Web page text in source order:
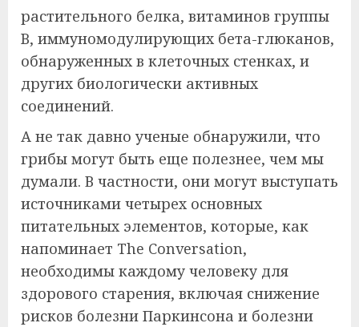
растительного белка, витаминов группы
B, иммуномодулирующих бета-глюканов,
обнаруженных в клеточных стенках, и
других биологически активных
соединений.
А не так давно ученые обнаружили, что
грибы могут быть еще полезнее, чем мы
думали. В частности, они могут выступать
источниками четырех основных
питательных элементов, которые, как
напоминает The Conversation,
необходимы каждому человеку для
здорового старения, включая снижение
рисков болезни Паркинсона и болезни